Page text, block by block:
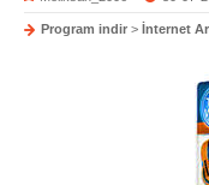
Program indir > İnternet